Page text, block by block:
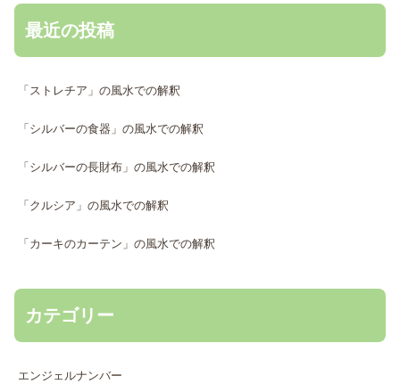
最近の投稿
「ストレチア」の風水での解釈
「シルバーの食器」の風水での解釈
「シルバーの長財布」の風水での解釈
「クルシア」の風水での解釈
「カーキのカーテン」の風水での解釈
カテゴリー
エンジェルナンバー